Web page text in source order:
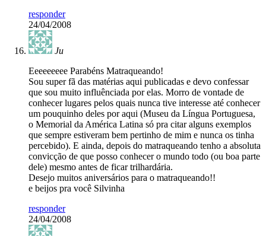
responder
24/04/2008
Ju
Eeeeeeeee Parabéns Matraqueando!
Sou super fã das matérias aqui publicadas e devo confessar
que sou muito influênciada por elas. Morro de vontade de
conhecer lugares pelos quais nunca tive interesse até conhecer
um pouquinho deles por aqui (Museu da Língua Portuguesa,
o Memorial da América Latina só pra citar alguns exemplos
que sempre estiveram bem pertinho de mim e nunca os tinha
percebido). E ainda, depois do matraqueando tenho a absoluta
convicção de que posso conhecer o mundo todo (ou boa parte
dele) mesmo antes de ficar trilhardária.
Desejo muitos aniversários para o matraqueando!!
e beijos pra você Silvinha
responder
24/04/2008